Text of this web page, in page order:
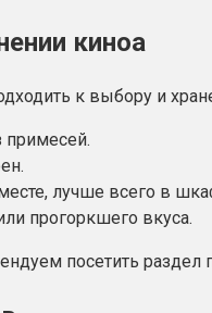
киноа
к выбору и
примесей.
лучше всего в
прогоркшего вкуса.
посетить раздел